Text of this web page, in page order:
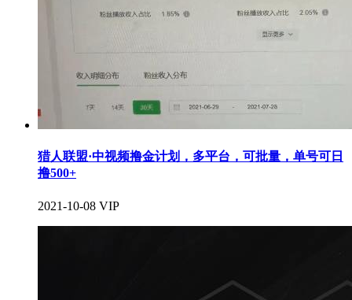
猎人联盟·中视频撸金计划，多平台，可批量，单号可日
撸️500+
2021-10-08 VIP